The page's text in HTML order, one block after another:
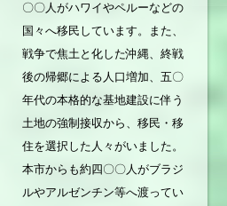
〇〇人がハワイやペルーなどの
国々へ移民しています。また、
戦争で焦土と化した沖縄、終戦
後の帰郷による人口増加、五〇
年代の本格的な基地建設に伴う
土地の強制接収から、移民・移
住を選択した人々がいました。
本市からも約四〇〇人がブラジ
ルやアルゼンチン等へ渡ってい